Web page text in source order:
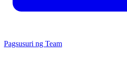
Pagsusuri ng Team